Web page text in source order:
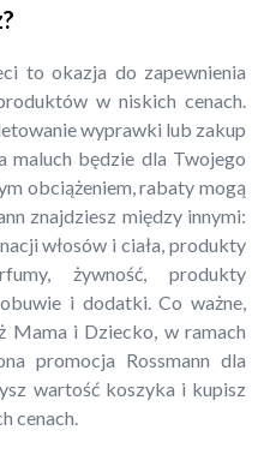
to okazja do zapewnienia
w niskich cenach.
wyprawki lub zakup
maluch będzie dla Twojego
obciążeniem, rabaty mogą
znajdziesz między innymi:
włosów i ciała, produkty
żywność, produkty
i dodatki. Co ważne,
Mama i Dziecko, w ramach
promocja Rossmann dla
wartość koszyka i kupisz
cenach.